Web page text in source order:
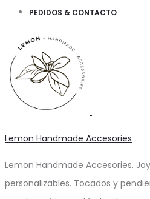
PEDIDOS & CONTACTO
Lemon Handmade Accesories
Lemon Handmade Accesories.
personalizables. Tocados y